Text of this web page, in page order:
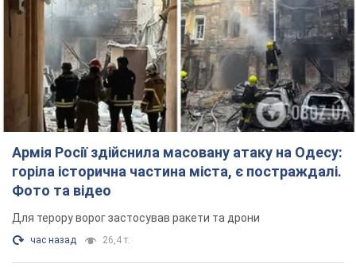
Армія Росії здійснила масовану атаку на Одесу:
горіла історична частина міста, є постраждалі.
Фото та відео
Для терору ворог застосував ракети та дрони
час назад 26,4 т.